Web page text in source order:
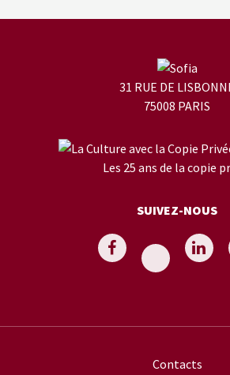
31 RUE DE
75008 PARIS
Les 25 ans de la copie
SUIVEZ-NOUS
Contacts